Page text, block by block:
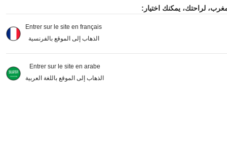
لراحتك، يمكنك اختيار:
Entrer sur le site en français
الذهاب إلى الموقع بالفرنسية
Entrer sur le site en arabe
الذهاب إلى الموقع باللغة العربية